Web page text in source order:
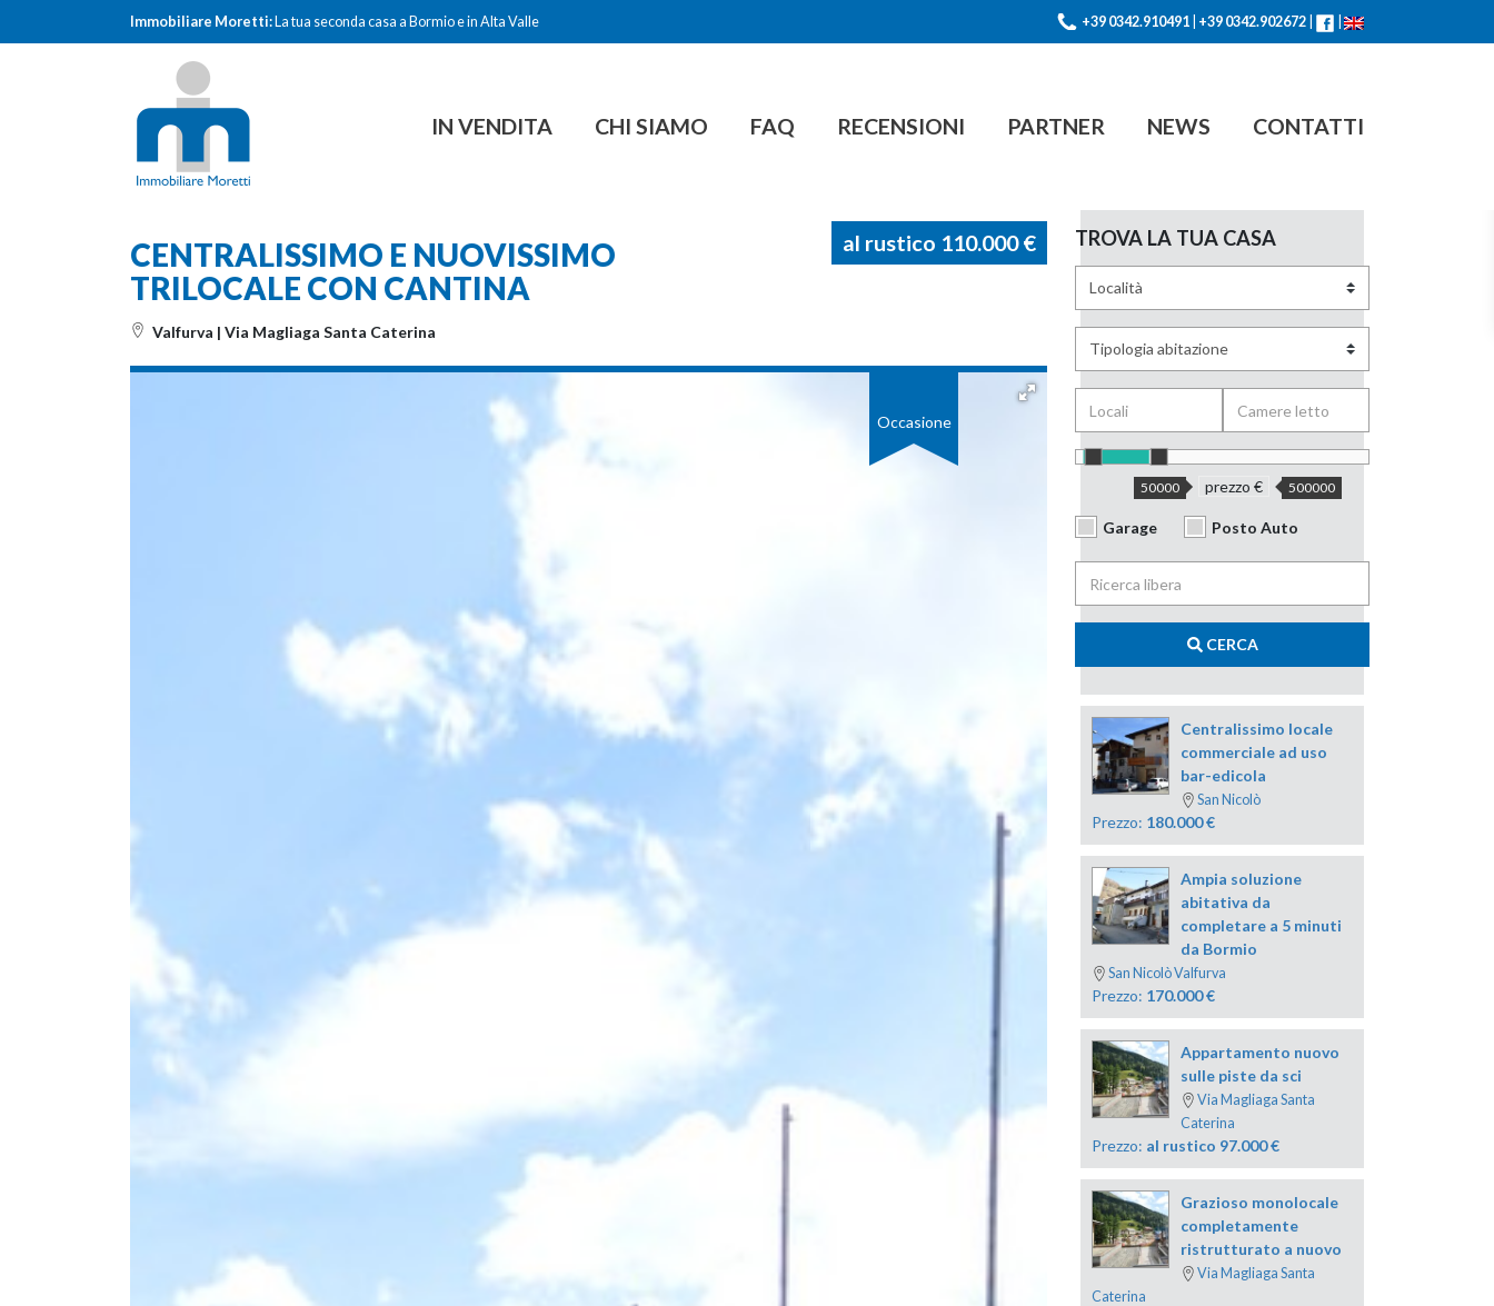
Immobiliare Moretti: La tua seconda casa a Bormio e in Alta Valle +39 0342.910491 +39 0342.902672
IN VENDITA CHI SIAMO FAQ RECENSIONI PARTNER NEWS CONTATTI
CENTRALISSIMO E NUOVISSIMO
TRILOCALE CON CANTINA
Valfurva | Via Magliaga Santa Caterina
al rustico 110.000€
Occasione
TROVA LA TUA CASA
50000 prezzo € 500000
Garage Posto Auto
CERCA
Centralissimo locale
commerciale ad uso
bar-edicola
San Nicolò
Prezzo: 180.000€
Ampia soluzione
abitativa da
completare a 5 minuti
da Bormio
San Nicolò Valfurva
Prezzo: 170.000€
Appartamento nuovo
sulle piste da sci
Via Magliaga Santa
Caterina
Prezzo: al rustico 97.000€
Grazioso monolocale
completamente
ristrutturato a nuovo
Via Magliaga Santa
Caterina